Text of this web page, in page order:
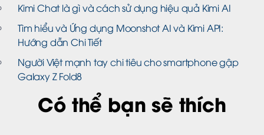
Kimi Chat là gì và cách sử dụng hiệu quả Kimi AI
Tìm hiểu và Ứng dụng Moonshot AI và Kimi API:
Hướng dẫn Chi Tiết
Người Việt mạnh tay chi tiêu cho smartphone gập
Galaxy Z Fold8
Có thể bạn sẽ thích